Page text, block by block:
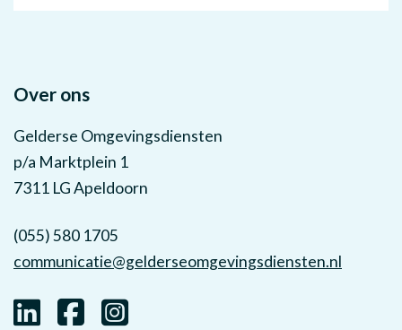
Over ons
Gelderse Omgevingsdiensten
p/a Marktplein 1
7311 LG Apeldoorn
(055) 580 1705
communicatie@gelderseomgevingsdiensten.nl